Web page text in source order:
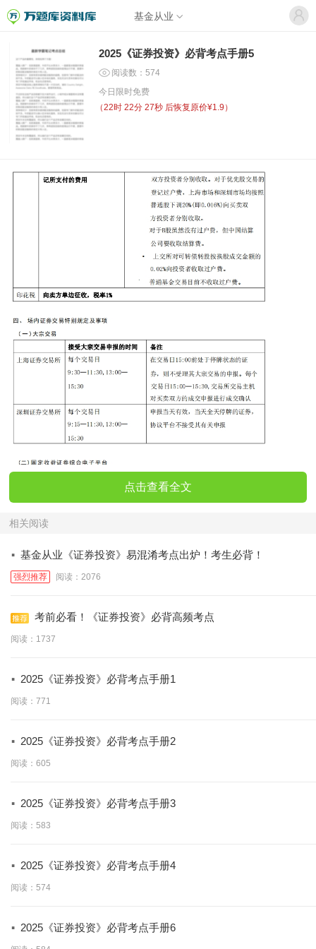
基金从业
2025《证券投资》必背考点手册5
阅读数：574
今日限时免费
（22时 22分 27秒 后恢复原价¥1.9）
点击查看全文
相关阅读
· 基金从业《证券投资》易混淆考点出炉！考生必背！
强烈推荐 阅读：2076
考前必看！《证券投资》必背高频考点
阅读：1737
· 2025《证券投资》必背考点手册1
阅读：771
· 2025《证券投资》必背考点手册2
阅读：605
· 2025《证券投资》必背考点手册3
阅读：583
· 2025《证券投资》必背考点手册4
阅读：574
· 2025《证券投资》必背考点手册6